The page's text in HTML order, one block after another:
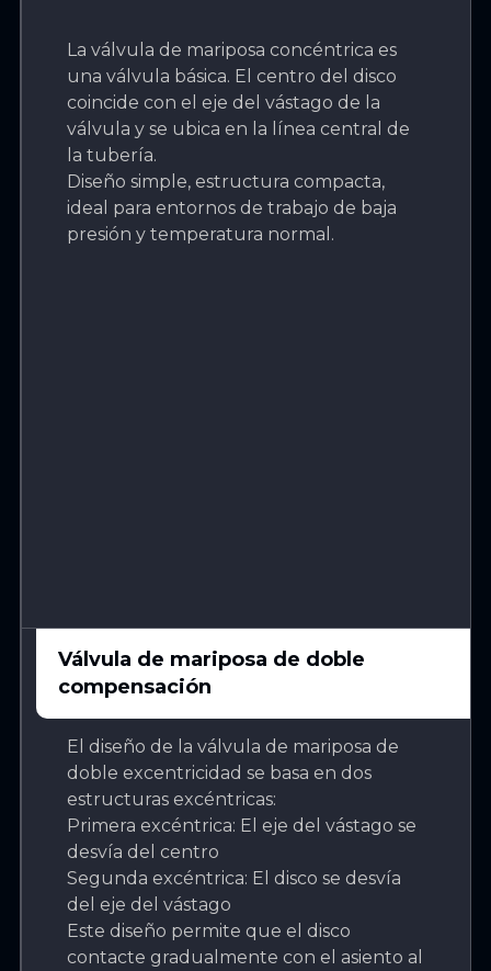
La válvula de mariposa concéntrica es
una válvula básica. El centro del disco
coincide con el eje del vástago de la
válvula y se ubica en la línea central de
la tubería.
Diseño simple, estructura compacta,
ideal para entornos de trabajo de baja
presión y temperatura normal.
Válvula de mariposa de doble
compensación
El diseño de la válvula de mariposa de
doble excentricidad se basa en dos
estructuras excéntricas:
Primera excéntrica: El eje del vástago se
desvía del centro
Segunda excéntrica: El disco se desvía
del eje del vástago
Este diseño permite que el disco
contacte gradualmente con el asiento al